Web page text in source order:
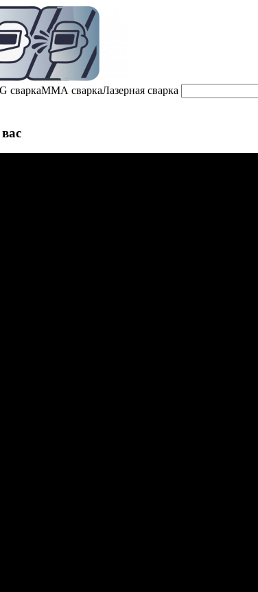
сваркаMMA сваркаЛазерная сварка